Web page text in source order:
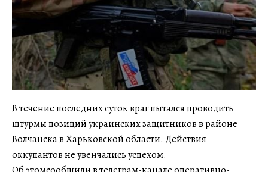
В течение последних суток враг пытался проводить
штурмы позиций украинских защитников в районе
Волчанска в Харьковской области. Действия
оккупантов не увенчались успехом.